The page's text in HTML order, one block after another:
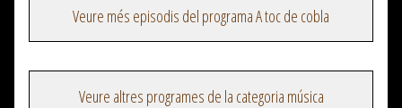
Veure més episodis del programa A toc de cobla
Veure altres programes de la categoria música